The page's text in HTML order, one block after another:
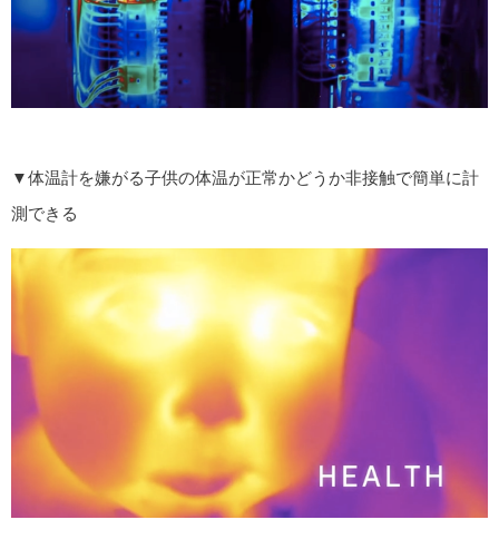
▼体温計を嫌がる子供の体温が正常かどうか非接触で簡単に計
測できる